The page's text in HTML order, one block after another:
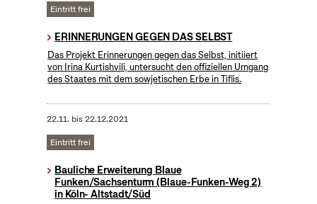
Eintritt frei
ERINNERUNGEN GEGEN DAS SELBST
Das Projekt Erinnerungen gegen das Selbst, initiiert
von Irina Kurtishvili, untersucht den offiziellen Umgang
des Staates mit dem sowjetischen Erbe in Tiflis.
22.11. bis22.12.2021
Eintritt frei
Bauliche Erweiterung Blaue
Funken/Sachsenturm (Blaue-Funken-Weg 2)
in Köln- Altstadt/Süd